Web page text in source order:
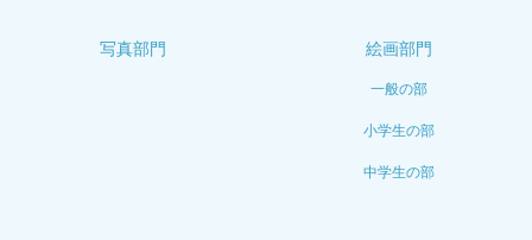
写真部門 絵画部門
一般の部
小学生の部
中学生の部